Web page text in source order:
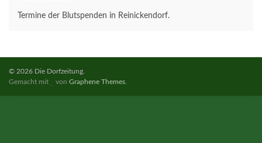
Termine der Blutspenden in Reinickendorf.
© 2026 Die Dorfzeitung.
Gemacht mit
vonGraphene Themes